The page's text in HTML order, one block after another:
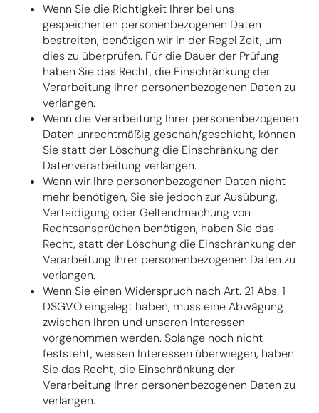
Wenn Sie die Richtigkeit Ihrer bei uns
gespeicherten personenbezogenen Daten
bestreiten, benötigen wir in der Regel Zeit, um
dies zu überprüfen. Für die Dauer der Prüfung
haben Sie das Recht, die Einschränkung der
Verarbeitung Ihrer personenbezogenen Daten zu
verlangen.
Wenn die Verarbeitung Ihrer personenbezogenen
Daten unrechtmäßig geschah/geschieht, können
Sie statt der Löschung die Einschränkung der
Datenverarbeitung verlangen.
Wenn wir Ihre personenbezogenen Daten nicht
mehr benötigen, Sie sie jedoch zur Ausübung,
Verteidigung oder Geltendmachung von
Rechtsansprüchen benötigen, haben Sie das
Recht, statt der Löschung die Einschränkung der
Verarbeitung Ihrer personenbezogenen Daten zu
verlangen.
Wenn Sie einen Widerspruch nach Art. 21 Abs. 1
DSGVO eingelegt haben, muss eine Abwägung
zwischen Ihren und unseren Interessen
vorgenommen werden. Solange noch nicht
feststeht, wessen Interessen überwiegen, haben
Sie das Recht, die Einschränkung der
Verarbeitung Ihrer personenbezogenen Daten zu
verlangen.